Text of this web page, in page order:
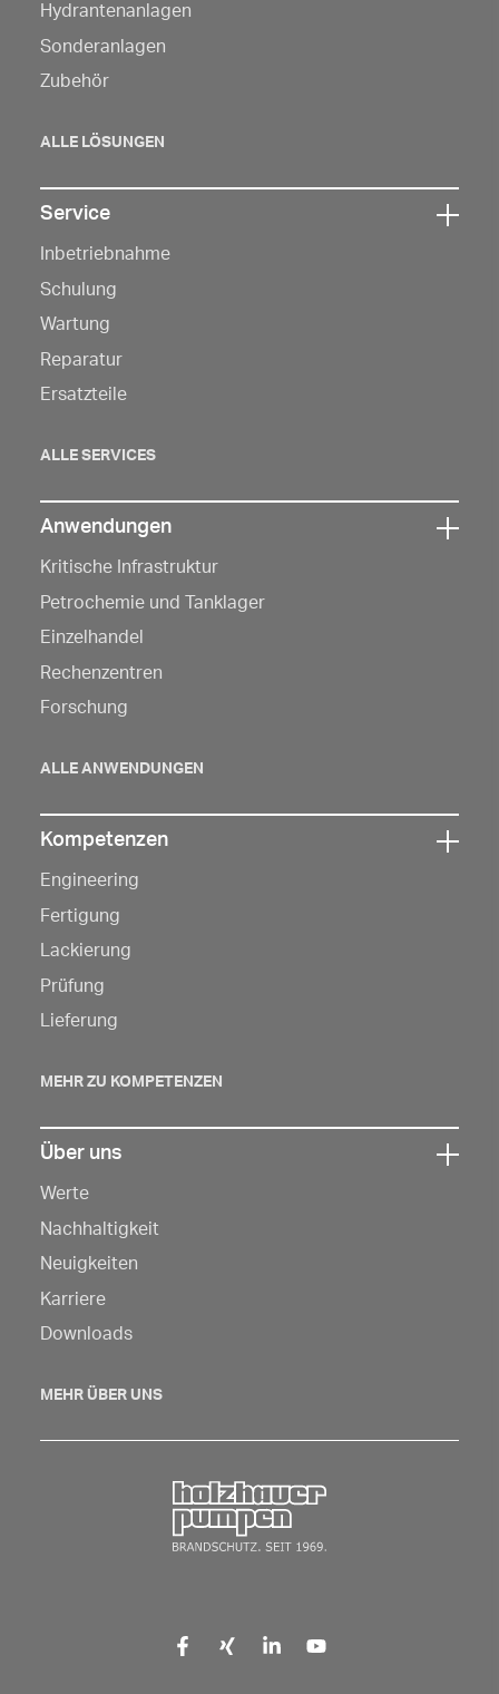
um
die
Hydrantenanlagen
Sonderanlagen
Zubehör
ALLE LÖSUNGEN
Sie
hier,
um
die
Service
Inbetriebnahme
Schulung
Wartung
Reparatur
Ersatzteile
ALLE SERVICES
Sie
hier,
um
die
Anwendungen
Kritische Infrastruktur
Petrochemie und Tanklager
Einzelhandel
Rechenzentren
Forschung
ALLE ANWENDUNGEN
Klicken
Sie
hier,
um
die
Kompetenzen
Engineering
Fertigung
Lackierung
Prüfung
Lieferung
MEHR ZU KOMPETENZEN
Sie
hier,
um
die
Über uns
Werte
Nachhaltigkeit
Neuigkeiten
Karriere
Downloads
MEHR ÜBER UNS
Zurück zur Startseite